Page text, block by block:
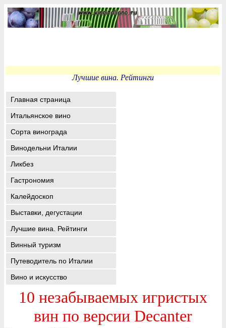
Лучшие вина. Рейтинги
Главная страница
Итальянское вино
Сорта винограда
Винодельни Италии
Ликбез
Гастрономия
Калейдоскоп
Выставки, дегустации
Лучшие вина. Рейтинги
Винный туризм
Путеводитель по Италии
Вино и искусство
10 незабываемых игристых
вин по версии Decanter